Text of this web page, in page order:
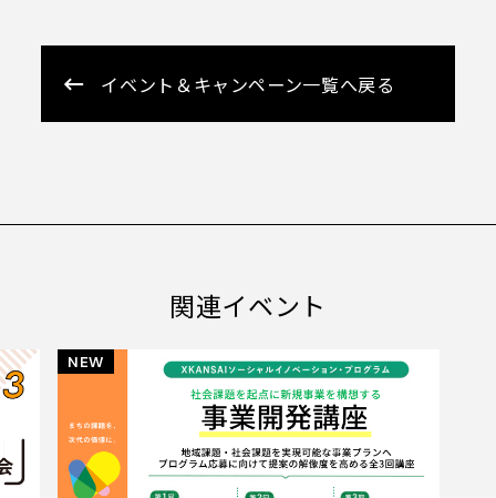
イベント＆キャンペーン一覧へ戻る
関連イベント